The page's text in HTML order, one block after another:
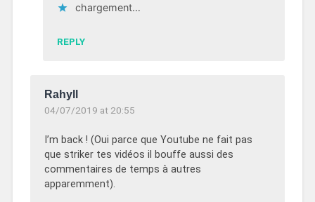
chargement…
REPLY
Rahyll
04/07/2019 at 20:55
I’m back ! (Oui parce que Youtube ne fait pas
que striker tes vidéos il bouffe aussi des
commentaires de temps à autres
apparemment).